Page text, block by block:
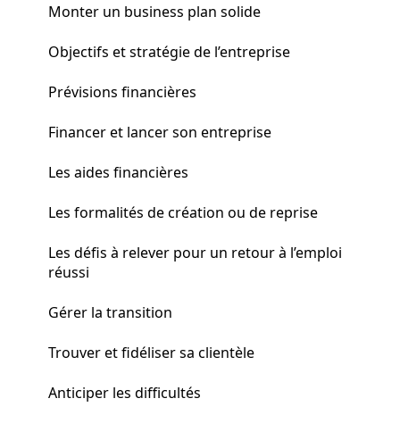
Monter un business plan solide
Objectifs et stratégie de l’entreprise
Prévisions financières
Financer et lancer son entreprise
Les aides financières
Les formalités de création ou de reprise
Les défis à relever pour un retour à l’emploi
réussi
Gérer la transition
Trouver et fidéliser sa clientèle
Anticiper les difficultés